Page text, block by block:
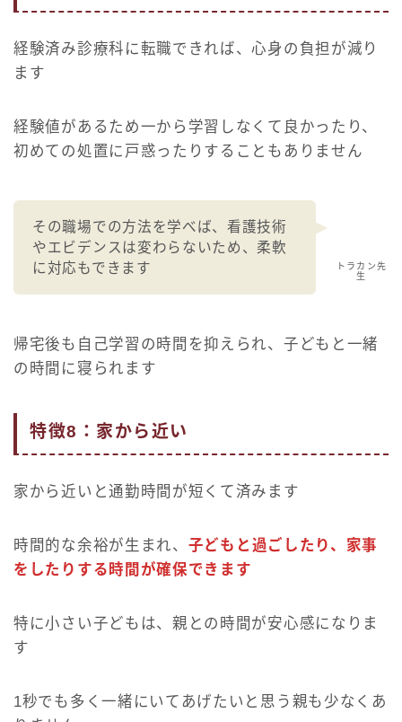
経験済み診療科に転職できれば、心身の負担が減り
ます
経験値があるため一から学習しなくて良かったり、
初めての処置に戸惑ったりすることもありません
トラカン先
生
その職場での方法を学べば、看護技術
やエビデンスは変わらないため、柔軟
に対応もできます
帰宅後も自己学習の時間を抑えられ、子どもと一緒
の時間に寝られます
特徴8：家から近い
家から近いと通勤時間が短くて済みます
時間的な余裕が生まれ、 子どもと過ごしたり、家事
をしたりする時間が確保できます
特に小さい子どもは、親との時間が安心感になりま
す
1秒でも多く一緒にいてあげたいと思う親も少なくあ